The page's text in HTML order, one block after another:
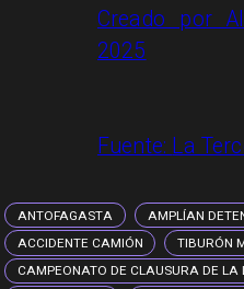
Creado por
2025
Fuente: La
ANTOFAGASTA AMPLÍAN
ACCIDENTE CAMIÓN
TIBURÓN
CAMPEONATO DE CLAUSURA DE LA